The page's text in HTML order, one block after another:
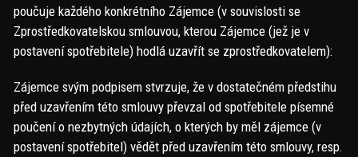
poučuje každého konkrétního Zájemce (v souvislosti se
Zprostředkovatelskou smlouvou, kterou Zájemce (jež je v
postavení spotřebitele) hodlá uzavřít se zprostředkovatelem):
Zájemce svým podpisem stvrzuje, že v dostatečném předstihu
před uzavřením této smlouvy převzal od spotřebitele písemné
poučení o nezbytných údajích, o kterých by měl zájemce (v
postavení spotřebitel) vědět před uzavřením této smlouvy, resp.